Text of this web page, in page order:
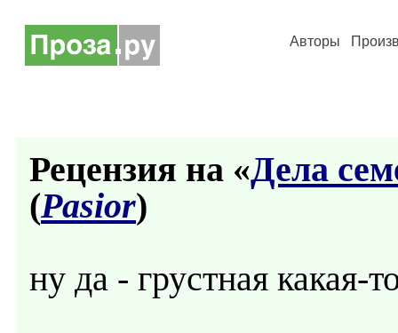
Авторы
Рецензия на «Дела
(Pasior)
ну да - грустная какая-